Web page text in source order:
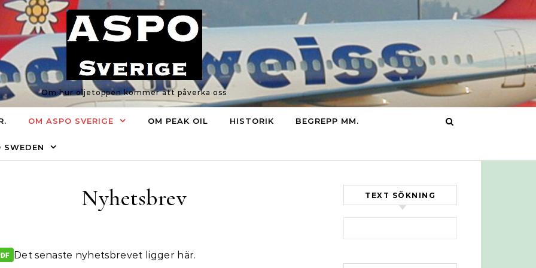
Om hur oljetoppen kommer att påverka oss
OM ASPO SVERIGE OM PEAK OIL HISTORIK BEGREPP MM.
Nyhetsbrev
Det senaste nyhetsbrevet ligger här.
TEXT SÖKNING